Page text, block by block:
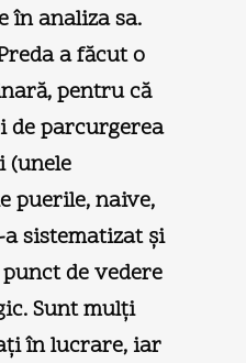
în analiza sa.
a făcut o
pentru că
de parcurgerea
(unele
puerile, naive,
sistematizat şi
de vedere
Sunt mulţi
în lucrare, iar